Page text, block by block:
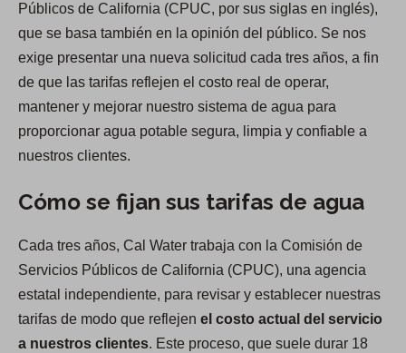
Públicos de California (CPUC, por sus siglas en inglés),
que se basa también en la opinión del público. Se nos
exige presentar una nueva solicitud cada tres años, a fin
de que las tarifas reflejen el costo real de operar,
mantener y mejorar nuestro sistema de agua para
proporcionar agua potable segura, limpia y confiable a
nuestros clientes.
Cómo se fijan sus tarifas de agua
Cada tres años, Cal Water trabaja con la Comisión de
Servicios Públicos de California (CPUC), una agencia
estatal independiente, para revisar y establecer nuestras
tarifas de modo que reflejen el costo actual del servicio
a nuestros clientes. Este proceso, que suele durar 18